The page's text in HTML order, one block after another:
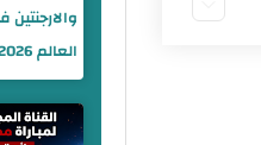
العالم 2026